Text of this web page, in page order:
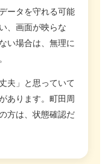
ータを守れる可能
、画面が映らな
い場合は、無理に
夫」と思っていて
あります。町田周
方は、状態確認だ